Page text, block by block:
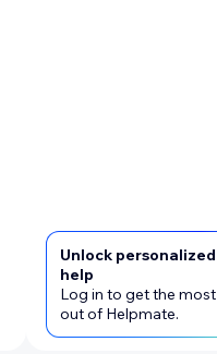
Unlock personalized
help
Log in to get the most
out of Helpmate.